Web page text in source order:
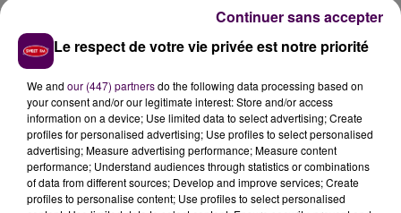
Sur un an, entre mai 2016 et mai 2017, le terroir
mayennais a connu"la mise en conversion bio de 37
exploitations déjà existantes dont 19 en lait, sept
installations avec conversion de l’outil repris et huit
reprises d’exploitations déjà bio ou entrées dans une
structure familiale bio"précise la Chambre
d’agriculture départementale.
Retrouvez surcette carte, commune par commune,
Le respect de votre vie privée est notre priorité
We and our (447) partnersdo the following data processing based on
your consent and/or our legitimate interest: Store and/or access
information on a device; Use limited data to select advertising; Create
profiles for personalised advertising; Use profiles to select personalised
advertising; Measure advertising performance; Measure content
performance; Understand audiences through statistics or combinations
of data from different sources; Develop and improve services; Create
profiles to personalise content; Use profiles to select personalised
Continuer sans accepter